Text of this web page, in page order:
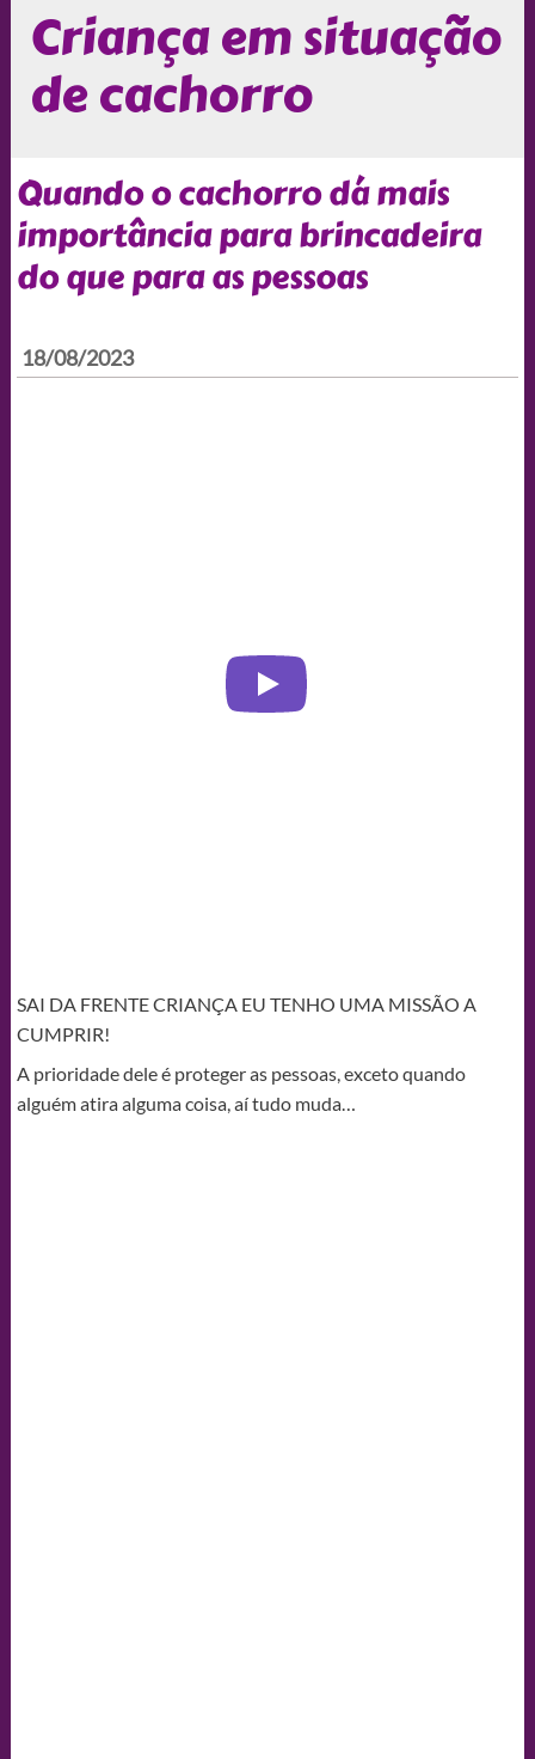
Criança em situação
de cachorro
Quando o cachorro dá mais
importância para brincadeira
do que para as pessoas
18/08/2023
SAI DA FRENTE CRIANÇA EU TENHO UMA MISSÃO A
CUMPRIR!
A prioridade dele é proteger as pessoas, exceto quando
alguém atira alguma coisa, aí tudo muda…